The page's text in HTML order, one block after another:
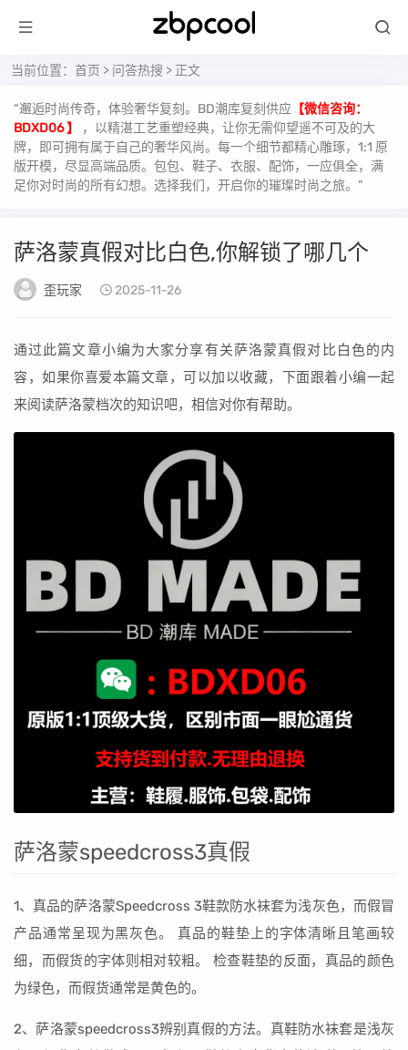
当前位置： 首页 > 问答热搜 > 正文
“邂逅时尚传奇，体验奢华复刻。BD潮库复刻供应 【微信咨询：
BDXD06 】
，以精湛工艺重塑经典，让你无需仰望遥不可及的大
牌，即可拥有属于自己的奢华风尚。每一个细节都精心雕琢，1:1 原
版开模，尽显高端品质。包包、鞋子、衣服、配饰，一应俱全，满
足你对时尚的所有幻想。选择我们，开启你的璀璨时尚之旅。”
萨洛蒙真假对比白色,你解锁了哪几个
歪玩家 2025-11-26
通过此篇文章小编为大家分享有关萨洛蒙真假对比白色的内
容，如果你喜爱本篇文章，可以加以收藏，下面跟着小编一起
来阅读萨洛蒙档次的知识吧，相信对你有帮助。
萨洛蒙speedcross3真假
1、真品的萨洛蒙Speedcross 3鞋款防水袜套为浅灰色，而假冒
产品通常呈现为黑灰色。 真品的鞋垫上的字体清晰且笔画较
细，而假货的字体则相对较粗。 检查鞋垫的反面，真品的颜色
为绿色，而假货通常是黄色的。
2、萨洛蒙speedcross3辨别真假的方法。真鞋防水袜套是浅灰